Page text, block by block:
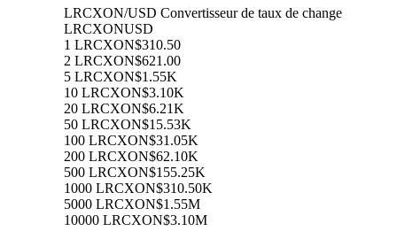
LRCXON/USD Convertisseur de taux de change
LRCXONUSD
1 LRCXON$310.50
2 LRCXON$621.00
5 LRCXON$1.55K
10 LRCXON$3.10K
20 LRCXON$6.21K
50 LRCXON$15.53K
100 LRCXON$31.05K
200 LRCXON$62.10K
500 LRCXON$155.25K
1000 LRCXON$310.50K
5000 LRCXON$1.55M
10000 LRCXON$3.10M